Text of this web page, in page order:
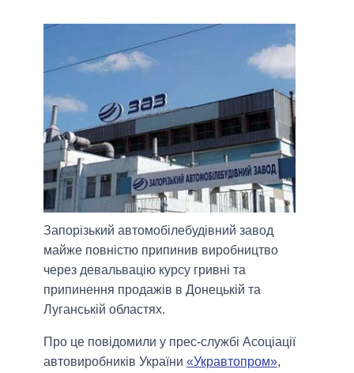
Запорізький автомобілебудівний завод
майже повністю припинив виробництво
через девальвацію курсу гривні та
припинення продажів в Донецькій та
Луганській областях.
Про це повідомили у прес-службі Асоціації
автовиробників України «Укравтопром»,